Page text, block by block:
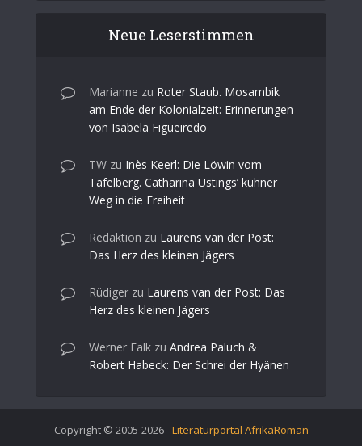
Neue Leserstimmen
Marianne zu Roter Staub. Mosambik
am Ende der Kolonialzeit: Erinnerungen
von Isabela Figueiredo
TW zu Inès Keerl: Die Löwin vom
Tafelberg. Catharina Ustings’ kühner
Weg in die Freiheit
Redaktion zu Laurens van der Post:
Das Herz des kleinen Jägers
Rüdiger zu Laurens van der Post: Das
Herz des kleinen Jägers
Werner Falk zu Andrea Paluch &
Robert Habeck: Der Schrei der Hyänen
Copyright © 2005-2026 -Literaturportal AfrikaRoman